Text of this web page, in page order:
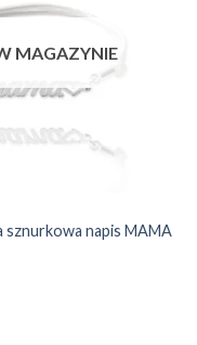
MAGAZYNIE
sznurkowa napis MAMA